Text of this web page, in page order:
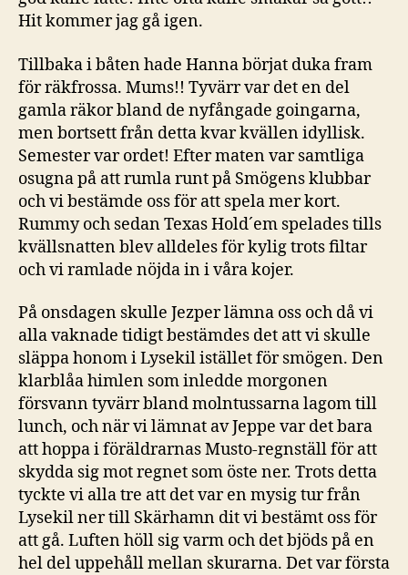
Hit kommer jag gå igen.
Tillbaka i båten hade Hanna börjat duka fram
för räkfrossa. Mums!! Tyvärr var det en del
gamla räkor bland de nyfångade goingarna,
men bortsett från detta kvar kvällen idyllisk.
Semester var ordet! Efter maten var samtliga
osugna på att rumla runt på Smögens klubbar
och vi bestämde oss för att spela mer kort.
Rummy och sedan Texas Hold´em spelades tills
kvällsnatten blev alldeles för kylig trots filtar
och vi ramlade nöjda in i våra kojer.
På onsdagen skulle Jezper lämna oss och då vi
alla vaknade tidigt bestämdes det att vi skulle
släppa honom i Lysekil istället för smögen. Den
klarblåa himlen som inledde morgonen
försvann tyvärr bland molntussarna lagom till
lunch, och när vi lämnat av Jeppe var det bara
att hoppa i föräldrarnas Musto-regnställ för att
skydda sig mot regnet som öste ner. Trots detta
tyckte vi alla tre att det var en mysig tur från
Lysekil ner till Skärhamn dit vi bestämt oss för
att gå. Luften höll sig varm och det bjöds på en
hel del uppehåll mellan skurarna. Det var första